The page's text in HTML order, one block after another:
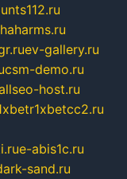
ev-gallery.ru
csm-demo.ru
host.ru
e-abis1c.ru
sand.ru